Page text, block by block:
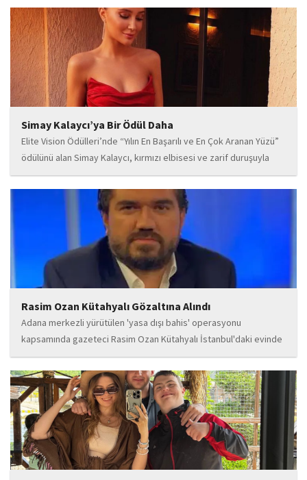
sahne performansı, uluslararası standartlardaki repertuarı ve
deneyimli müzisyen kadrosuyla dikkat çeken...
Simay Kalaycı’ya Bir Ödül Daha
Elite Vision Ödülleri’nde “Yılın En Başarılı ve En Çok Aranan Yüzü”
ödülünü alan Simay Kalaycı, kırmızı elbisesi ve zarif duruşuyla
geceye damga vurdu. Takı markasıyla da dikkat çeken Kalaycı,
Wilma...
Rasim Ozan Kütahyalı Gözaltına Alındı
Adana merkezli yürütülen 'yasa dışı bahis' operasyonu
kapsamında gazeteci Rasim Ozan Kütahyalı İstanbul'daki evinde
gözaltına alındı.